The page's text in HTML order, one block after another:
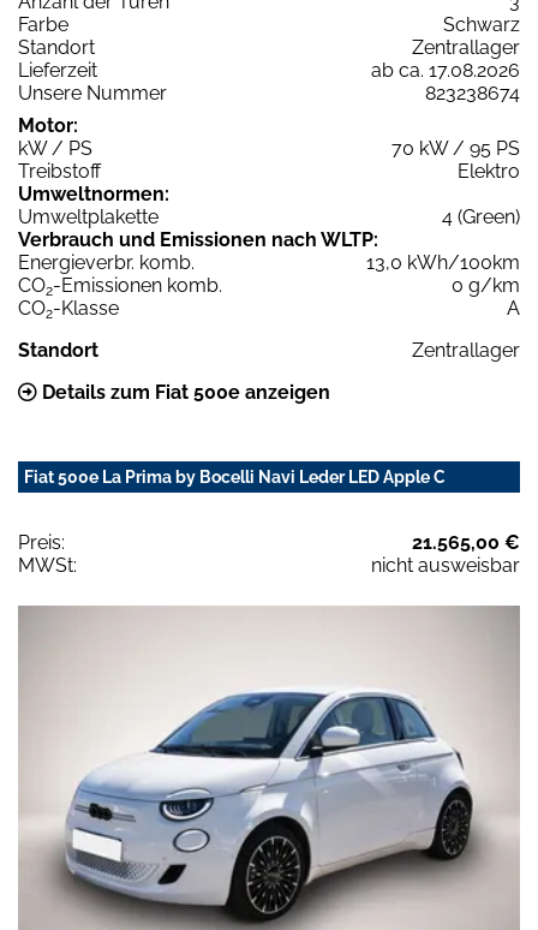
Farbe
Schwarz
Standort
Zentrallager
Lieferzeit
ab ca. 17.08.2026
Unsere Nummer
823238674
Motor:
kW / PS
70 kW / 95 PS
Treibstoff
Elektro
Umweltnormen:
Umweltplakette
4 (Green)
Verbrauch und Emissionen nach WLTP:
Energieverbr. komb.
13,0 kWh/100km
CO2-Emissionen komb.
0 g/km
CO2-Klasse
A
Standort
Zentrallager
Details zum Fiat 500e anzeigen
Fiat 500e La Prima by Bocelli Navi Leder LED Apple C
Preis:
21.565,00 €
MWSt:
nicht ausweisbar